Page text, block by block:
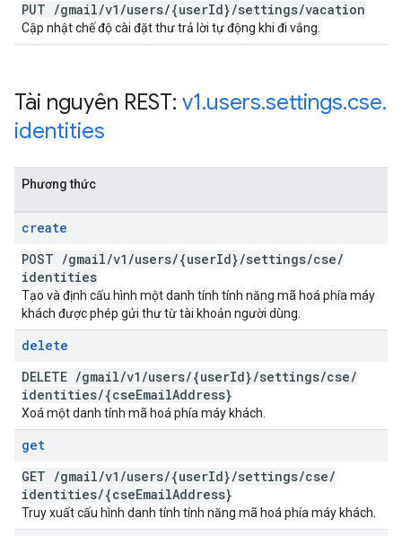
PUT /gmail/v1 /users/{userId}/settings/vacation
Cập nhật chế độ cài đặt thư trả lời tự động khi đi vắng.
Tài nguyên REST: v1.users.settings.cse.
identities
Phương thức
create
POST /gmail/v1 /users/{userId}/settings/cse/
identities
Tạo và định cấu hình một danh tính tính năng mã hoá phía máy
khách được phép gửi thư từ tài khoản người dùng.
delete
DELETE /gmail/v1 /users/{userId}/settings/cse/
identities/{cseEmailAddress}
Xoá một danh tính mã hoá phía máy khách.
get
GET /gmail/v1 /users/{userId}/settings/cse/
identities/{cseEmailAddress}
Truy xuất cấu hình danh tính tính năng mã hoá phía máy khách.